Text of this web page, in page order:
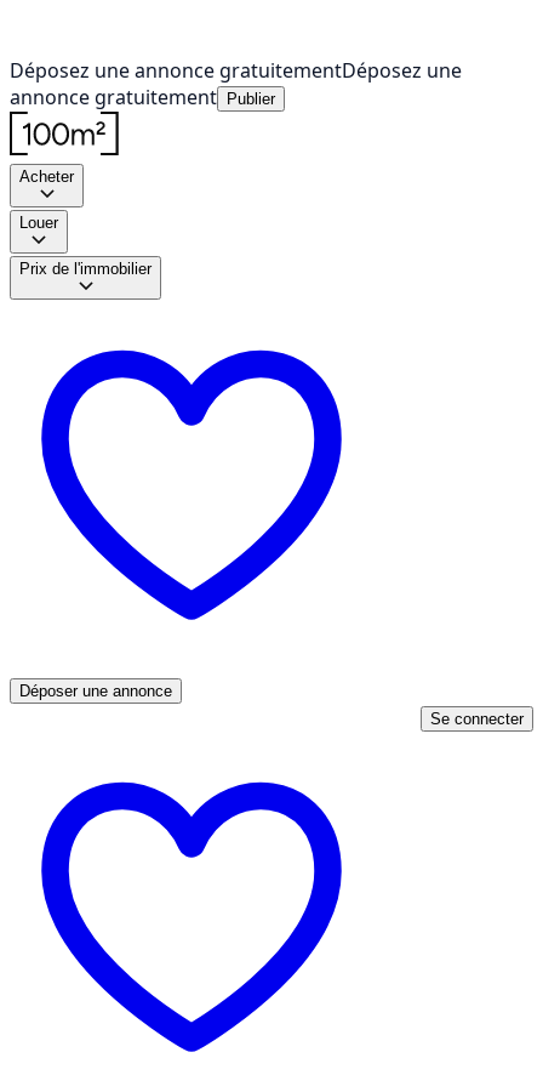
Déposez une annonce gratuitementDéposez une
annonce gratuitement
Publier
Acheter
Louer
Prix de l'immobilier
Déposer une annonce
Se connecter